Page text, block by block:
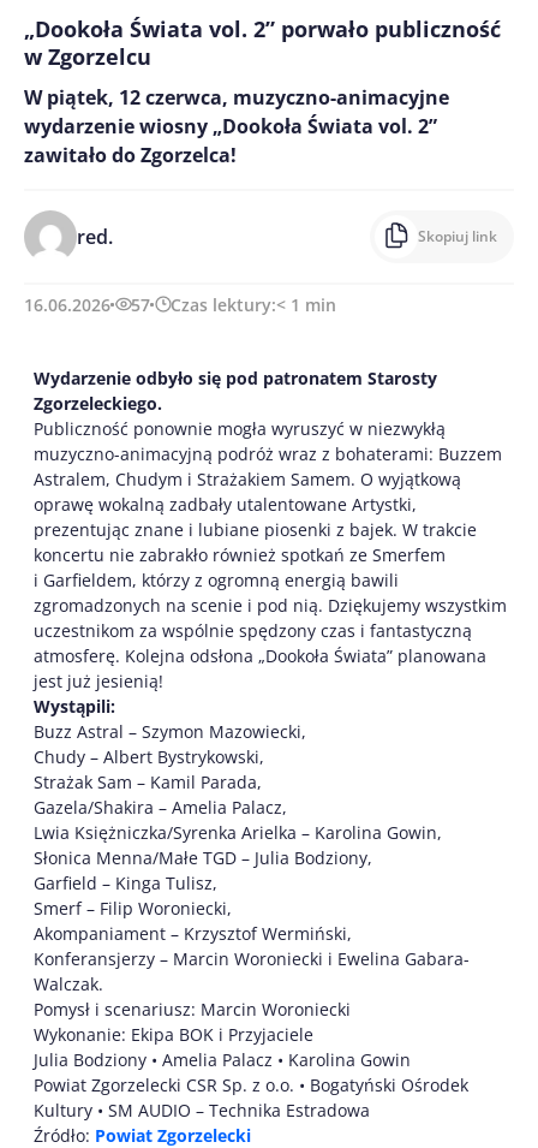
„Dookoła Świata vol. 2” porwało publiczność
w Zgorzelcu
W piątek, 12 czerwca, muzyczno-animacyjne
wydarzenie wiosny „Dookoła Świata vol. 2”
zawitało do Zgorzelca!
red. Skopiuj link
16.06.2026 57 Czas lektury:< 1 min
Wydarzenie odbyło się pod patronatem Starosty
Zgorzeleckiego.
Publiczność ponownie mogła wyruszyć w niezwykłą
muzyczno-animacyjną podróż wraz z bohaterami: Buzzem
Astralem, Chudym i Strażakiem Samem. O wyjątkową
oprawę wokalną zadbały utalentowane Artystki,
prezentując znane i lubiane piosenki z bajek. W trakcie
koncertu nie zabrakło również spotkań ze Smerfem
i Garfieldem, którzy z ogromną energią bawili
zgromadzonych na scenie i pod nią. Dziękujemy wszystkim
uczestnikom za wspólnie spędzony czas i fantastyczną
atmosferę. Kolejna odsłona „Dookoła Świata” planowana
jest już jesienią!
Wystąpili:
Buzz Astral – Szymon Mazowiecki,
Chudy – Albert Bystrykowski,
Strażak Sam – Kamil Parada,
Gazela/Shakira – Amelia Palacz,
Lwia Księżniczka/Syrenka Arielka – Karolina Gowin,
Słonica Menna/Małe TGD – Julia Bodziony,
Garfield – Kinga Tulisz,
Smerf – Filip Woroniecki,
Akompaniament – Krzysztof Wermiński,
Konferansjerzy – Marcin Woroniecki i Ewelina Gabara-
Walczak.
Pomysł i scenariusz: Marcin Woroniecki
Wykonanie: Ekipa BOK i Przyjaciele
Julia Bodziony • Amelia Palacz • Karolina Gowin
Powiat Zgorzelecki CSR Sp. z o.o. • Bogatyński Ośrodek
Kultury • SM AUDIO – Technika Estradowa
Źródło: Powiat Zgorzelecki